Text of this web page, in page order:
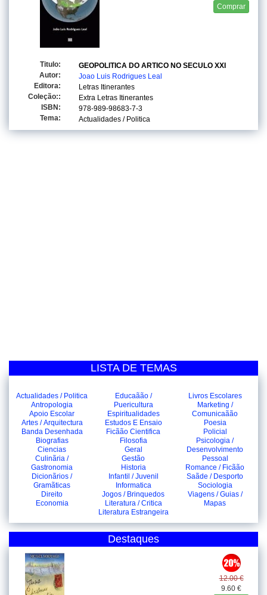
Comprar
Titulo:
GEOPOLITICA DO ARTICO NO SECULO XXI
Autor:
Joao Luis Rodrigues Leal
Editora:
Letras Itinerantes
Coleção::
Extra Letras Itinerantes
ISBN:
978-989-98683-7-3
Tema:
Actualidades / Politica
LISTA DE TEMAS
Actualidades / Politica
Antropologia
Apoio Escolar
Artes / Arquitectura
Banda Desenhada
Biografias
Ciencias
Culinãria /
Gastronomia
Dicionãrios /
Gramãticas
Direito
Economia
Educaãão /
Puericultura
Espiritualidades
Estudos E Ensaio
Ficãão Cientifica
Filosofia
Geral
Gestão
Historia
Infantil / Juvenil
Informatica
Jogos / Brinquedos
Literatura / Critica
Literatura Estrangeira
Livros Escolares
Marketing /
Comunicaãão
Poesia
Policial
Psicologia /
Desenvolvimento
Pessoal
Romance / Ficãão
Saãde / Desporto
Sociologia
Viagens / Guias /
Mapas
Destaques
12.00 €
9.60 €